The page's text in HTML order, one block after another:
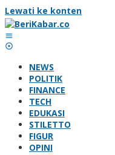
Lewati ke konten
NEWS
POLITIK
FINANCE
TECH
EDUKASI
STILETTO
FIGUR
OPINI